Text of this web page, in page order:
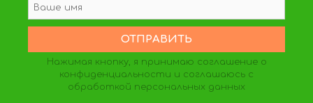
Нажимая кнопку, я принимаю соглашение о
конфиденциальности и соглашаюсь с
обработкой персональных данных